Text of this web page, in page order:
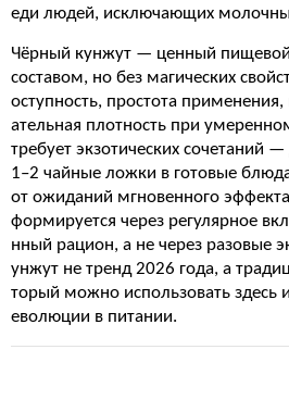
еди людей, исключающих
Чёрный кунжут — ценный
составом, но без магических
оступность, простота
ательная плотность при
требует экзотических сочетаний
1–2 чайные ложки в готовые
от ожиданий мгновенного
формируется через регулярное
нный рацион, а не через разовые
унжут не тренд 2026 года, а
торый можно использовать здесь
еволюции в питании.